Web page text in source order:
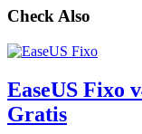
Check Also
EaseUS Fixo
Gratis